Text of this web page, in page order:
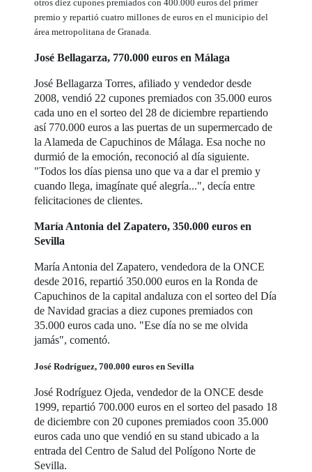
otros diez cupones premiados con 400.000 euros del primer
premio y repartió cuatro millones de euros en el municipio del
área metropolitana de Granada.
José Bellagarza, 770.000 euros en Málaga
José Bellagarza Torres, afiliado y vendedor desde
2008, vendió 22 cupones premiados con 35.000 euros
cada uno en el sorteo del 28 de diciembre repartiendo
así 770.000 euros a las puertas de un supermercado de
la Alameda de Capuchinos de Málaga. Esa noche no
durmió de la emoción, reconoció al día siguiente.
"Todos los días piensa uno que va a dar el premio y
cuando llega, imagínate qué alegría...", decía entre
felicitaciones de clientes.
María Antonia del Zapatero, 350.000 euros en
Sevilla
María Antonia del Zapatero, vendedora de la ONCE
desde 2016, repartió 350.000 euros en la Ronda de
Capuchinos de la capital andaluza con el sorteo del Día
de Navidad gracias a diez cupones premiados con
35.000 euros cada uno. "Ese día no se me olvida
jamás", comentó.
José Rodríguez, 700.000 euros en Sevilla
José Rodríguez Ojeda, vendedor de la ONCE desde
1999, repartió 700.000 euros en el sorteo del pasado 18
de diciembre con 20 cupones premiados coon 35.000
euros cada uno que vendió en su stand ubicado a la
entrada del Centro de Salud del Polígono Norte de
Sevilla.